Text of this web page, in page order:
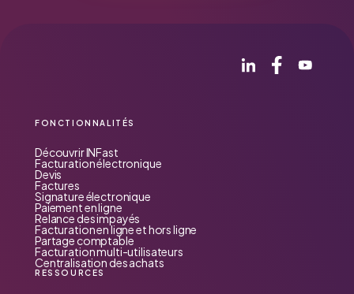
FONCTIONNALITÉS
Découvrir INFast
Facturation électronique
Devis
Factures
Signature électronique
Paiement en ligne
Relance des impayés
Facturation en ligne et hors ligne
Partage comptable
Facturation multi-utilisateurs
Centralisation des achats
RESSOURCES